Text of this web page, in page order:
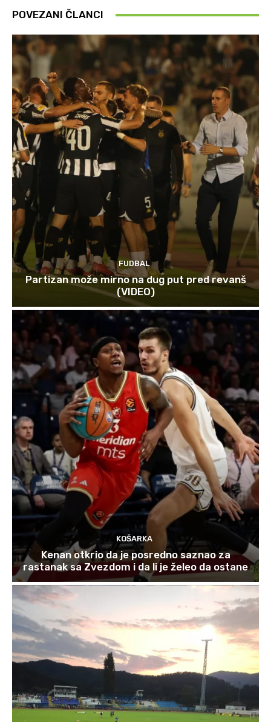
POVEZANI ČLANCI
FUDBAL
Partizan može mirno na dug put pred revanš
(VIDEO)
KOŠARKA
Kenan otkrio da je posredno saznao za
rastanak sa Zvezdom i da li je želeo da ostane